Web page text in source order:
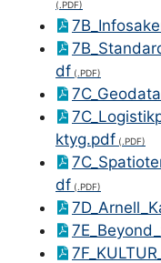
df
ktyg.pdf
df